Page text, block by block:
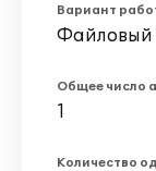
Вариант
Файловый
Общее число
1
Количество